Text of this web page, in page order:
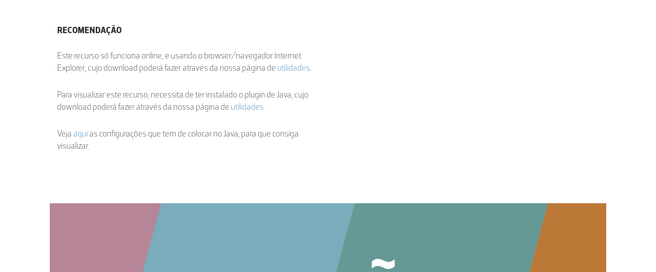
RECOMENDAÇÃO
Este recurso só funciona online, e usando o browser/navegador Internet
Explorer, cujo download poderá fazer através da nossa página de utilidades.
Para visualizar este recurso, necessita de ter instalado o plugin de Java, cujo
download poderá fazer através da nossa página de utilidades.
Veja aqui as configurações que tem de colocar no Java, para que consiga
visualizar.